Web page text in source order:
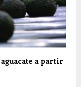
a partir